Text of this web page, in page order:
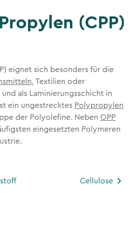
(CPP)
eignet sich besonders für die
, Textilien oder
als Laminierungsschicht in
ein ungestrecktes Polypropylen
der Polyolefine. Neben OPP
eingesetzten Polymeren
Cellulose